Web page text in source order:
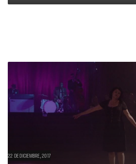
22 DE DICIEMBRE, 2017